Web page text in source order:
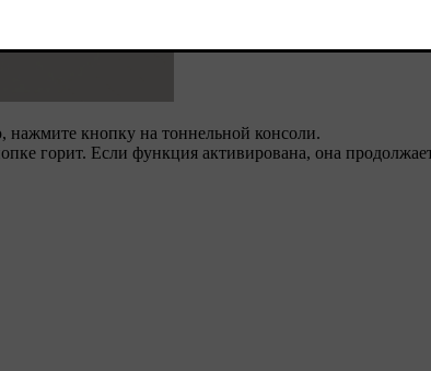
кнопку на тоннельной консоли.
горит. Если функция активирована, она